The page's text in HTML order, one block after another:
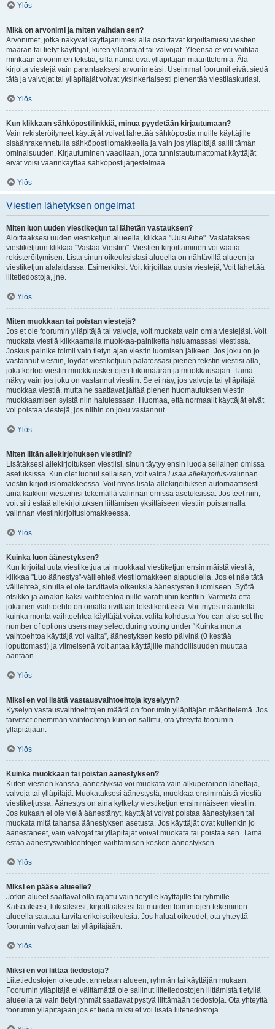
Ylös
Mikä on arvonimi ja miten vaihdan sen?
Arvonimet, jotka näkyvät käyttäjänimesi alla osoittavat kirjoittamiesi viestien
määrän tai tietyt käyttäjät, kuten ylläpitäjät tai valvojat. Yleensä et voi vaihtaa
minkään arvonimen tekstiä, sillä nämä ovat ylläpitäjän määrittelemiä. Älä
kirjoita viestejä vain parantaaksesi arvonimeäsi. Useimmat foorumit eivät siedä
tätä ja valvojat tai ylläpitäjät voivat yksinkertaisesti pienentää viestilaskuriasi.
Ylös
Kun klikkaan sähköpostilinkkiä, minua pyydetään kirjautumaan?
Vain rekisteröityneet käyttäjät voivat lähettää sähköpostia muille käyttäjille
sisäänrakennetulla sähköpostilomakkeella ja vain jos ylläpitäjä sallii tämän
ominaisuuden. Kirjautuminen vaaditaan, jotta tunnistautumattomat käyttäjät
eivät voisi väärinkäyttää sähköpostijärjestelmää.
Ylös
Viestien lähetyksen ongelmat
Miten luon uuden viestiketjun tai lähetän vastauksen?
Aloittaaksesi uuden viestiketjun alueella, klikkaa "Uusi Aihe". Vastataksesi
viestiketjuun klikkaa "Vastaa Viestiin". Viestien kirjoittaminen voi vaatia
rekisteröitymisen. Lista sinun oikeuksistasi alueella on nähtävillä alueen ja
viestiketjun alalaidassa. Esimerkiksi: Voit kirjoittaa uusia viestejä, Voit lähettää
liitetiedostoja, jne.
Ylös
Miten muokkaan tai poistan viestejä?
Jos et ole foorumin ylläpitäjä tai valvoja, voit muokata vain omia viestejäsi. Voit
muokata viestiä klikkaamalla muokkaa-painiketta haluamassasi viestissä.
Joskus painike toimii vain tietyn ajan viestin luomisen jälkeen. Jos joku on jo
vastannut viestiin, löydät viestiketjuun palatessasi pienen tekstin viestisi alla,
joka kertoo viestin muokkauskertojen lukumäärän ja muokkausajan. Tämä
näkyy vain jos joku on vastannut viestiin. Se ei näy, jos valvoja tai ylläpitäjä
muokkaa viestiä, mutta he saattavat jättää pienen huomautuksen viestin
muokkaamisen syistä niin halutessaan. Huomaa, että normaalit käyttäjät eivät
voi poistaa viestejä, jos niihin on joku vastannut.
Ylös
Miten liitän allekirjoituksen viestiini?
Lisätäksesi allekirjoituksen viestiisi, sinun täytyy ensin luoda sellainen omissa
asetuksissa. Kun olet luonut sellaisen, voit valita Lisää allekirjoitus-valinnan
viestin kirjoituslomakkeessa. Voit myös lisätä allekirjoituksen automaattisesti
aina kaikkiin viesteihisi tekemällä valinnan omissa asetuksissa. Jos teet niin,
voit silti estää allekirjoituksen liittämisen yksittäiseen viestiin poistamalla
valinnan viestinkirjoituslomakkeessa.
Ylös
Kuinka luon äänestyksen?
Kun kirjoitat uuta viestiketjua tai muokkaat viestiketjun ensimmäistä viestiä,
klikkaa "Luo äänestys"-välilehteä viestilomakkeen alapuolella. Jos et näe tätä
välilehteä, sinulla ei ole tarvittavia oikeuksia äänestysten luomiseen. Syötä
otsikko ja ainakin kaksi vaihtoehtoa niille varattuihin kenttiin. Varmista että
jokainen vaihtoehto on omalla rivillään tekstikentässä. Voit myös määritellä
kuinka monta vaihtoehtoa käyttäjät voivat valita kohdasta You can also set the
number of options users may select during voting under “Kuinka monta
vaihtoehtoa käyttäjä voi valita”, äänestyksen kesto päivinä (0 kestää
loputtomasti) ja viimeisenä voit antaa käyttäjille mahdollisuuden muuttaa
ääntään.
Ylös
Miksi en voi lisätä vastausvaihtoehtoja kyselyyn?
Kyselyn vastausvaihtoehtojen määrä on foorumin ylläpitäjän määrittelemä. Jos
tarvitset enemmän vaihtoehtoja kuin on sallittu, ota yhteyttä foorumin
ylläpitäjään.
Ylös
Kuinka muokkaan tai poistan äänestyksen?
Kuten viestien kanssa, äänestyksiä voi muokata vain alkuperäinen lähettäjä,
valvoja tai ylläpitäjä. Muokataksesi äänestystä, muokkaa ensimmäistä viestiä
viestiketjussa. Äänestys on aina kytketty viestiketjun ensimmäiseen viestiin.
Jos kukaan ei ole vielä äänestänyt, käyttäjät voivat poistaa äänestyksen tai
muokata mitä tahansa äänestyksen asetusta. Jos käyttäjät ovat kuitenkin jo
äänestäneet, vain valvojat tai ylläpitäjät voivat muokata tai poistaa sen. Tämä
estää äänestysvaihtoehtojen vaihtamisen kesken äänestyksen.
Ylös
Miksi en pääse alueelle?
Jotkin alueet saattavat olla rajattu vain tietyille käyttäjille tai ryhmille.
Katsoaksesi, lukeaksesi, kirjoittaaksesi tai muiden toimintojen tekeminen
alueella saattaa tarvita erikoisoikeuksia. Jos haluat oikeudet, ota yhteyttä
foorumin valvojaan tai ylläpitäjään.
Ylös
Miksi en voi liittää tiedostoja?
Liitetiedostojen oikeudet annetaan alueen, ryhmän tai käyttäjän mukaan.
Foorumin ylläpitäjä ei välttämättä ole sallinut liitetiedostojen liittämistä tietyllä
alueella tai vain tietyt ryhmät saattavat pystyä liittämään tiedostoja. Ota yhteyttä
foorumin ylläpitäjään jos et tiedä miksi et voi lisätä liitetiedostoja.